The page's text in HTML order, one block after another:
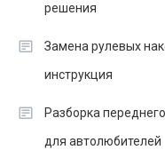
решения
Замена рулевых
инструкция
Разборка
для автолюбителей